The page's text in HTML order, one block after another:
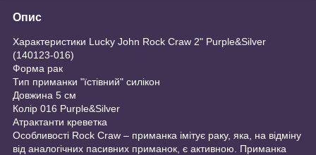
Опис
Характеристики Lucky John Rock Craw 2" Purple&Silver
(140123-016)
Форма рак
Тип приманки "їстівний" силікон
Довжина 5 см
Колір 016 Purple&Silver
Атрактанти креветка
Особливості Rock Craw – приманка імітує раку, яка, на відміну
від аналогічних пасивних приманок, є активною. Приманка